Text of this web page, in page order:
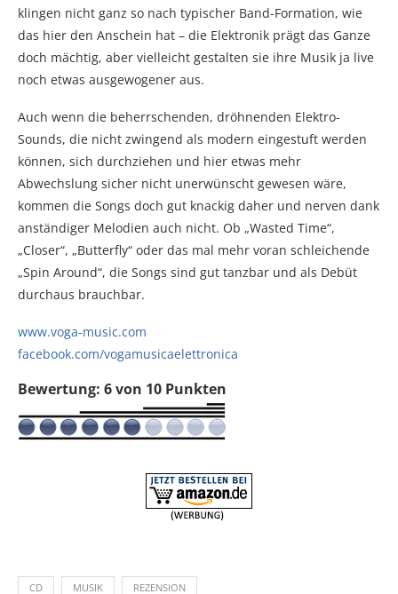
klingen nicht ganz so nach typischer Band-Formation, wie
das hier den Anschein hat – die Elektronik prägt das Ganze
doch mächtig, aber vielleicht gestalten sie ihre Musik ja live
noch etwas ausgewogener aus.
Auch wenn die beherrschenden, dröhnenden Elektro-
Sounds, die nicht zwingend als modern eingestuft werden
können, sich durchziehen und hier etwas mehr
Abwechslung sicher nicht unerwünscht gewesen wäre,
kommen die Songs doch gut knackig daher und nerven dank
anständiger Melodien auch nicht. Ob „Wasted Time“,
„Closer“, „Butterfly“ oder das mal mehr voran schleichende
„Spin Around“, die Songs sind gut tanzbar und als Debüt
durchaus brauchbar.
www.voga-music.com
facebook.com/vogamusicaelettronica
Bewertung: 6 von 10 Punkten
CD MUSIK REZENSION